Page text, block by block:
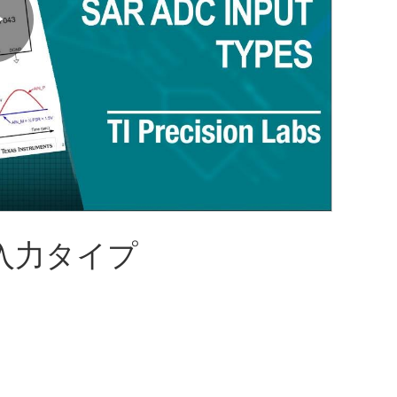
力タイプ